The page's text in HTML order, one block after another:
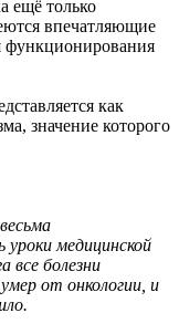
ещё только
впечатляющие
функционирования
как
значение которого
медицинской
все болезни
от онкологии, и